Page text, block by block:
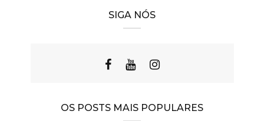
SIGA NÓS
OS POSTS MAIS POPULARES